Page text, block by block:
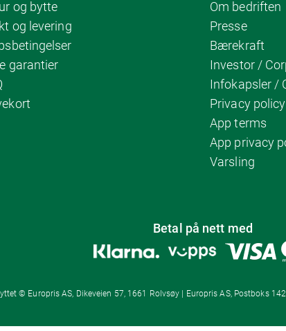
og bytte
og levering
garantier
Om bedriften
Presse
Bærekraft
Investor /
Infokapsler /
Privacy policy
App terms
App privacy
Varsling
Betal på nett med
© Europris AS, Dikeveien 57, 1661 Rolvsøy | Europris AS, Postboks